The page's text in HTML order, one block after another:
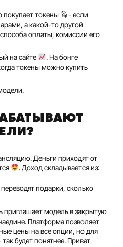
покупает токены
- если
а какой-то другой
оплаты, комиссии его
на сайте
. На бонге
токены можно купить
Деньги приходят от
. Доход складывается из:
подарки, сколько
приглашает модель в закрытую
Платформа позволяет
цены на все опции, но для
будет понятнее. Приват